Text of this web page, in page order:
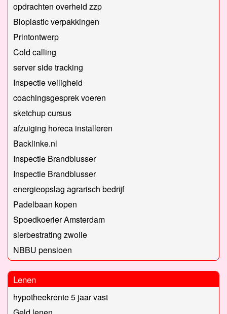
opdrachten overheid zzp
Bioplastic verpakkingen
Printontwerp
Cold calling
server side tracking
Inspectie veiligheid
coachingsgesprek voeren
sketchup cursus
afzuiging horeca installeren
Backlinke.nl
Inspectie Brandblusser
Inspectie Brandblusser
energieopslag agrarisch bedrijf
Padelbaan kopen
Spoedkoerier Amsterdam
sierbestrating zwolle
NBBU pensioen
Lenen
hypotheekrente 5 jaar vast